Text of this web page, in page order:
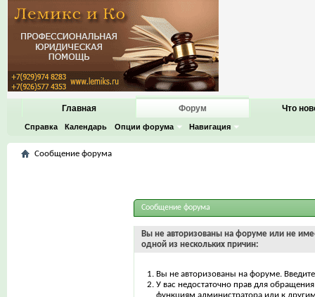
Главная Форум
Справка Календарь Опции форума Навигация
Что
Сообщение форума
Сообщение форума
Вы не авторизованы на форуме или не
одной из нескольких причин:
Вы не авторизованы на форуме.
У вас недостаточно прав для